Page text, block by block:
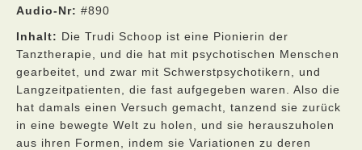
Audio-Nr: #890
Inhalt: Die Trudi Schoop ist eine Pionierin der
Tanztherapie, und die hat mit psychotischen Menschen
gearbeitet, und zwar mit Schwerstpsychotikern, und
Langzeitpatienten, die fast aufgegeben waren. Also die
hat damals einen Versuch gemacht, tanzend sie zurück
in eine bewegte Welt zu holen, und sie herauszuholen
aus ihren Formen, indem sie Variationen zu deren